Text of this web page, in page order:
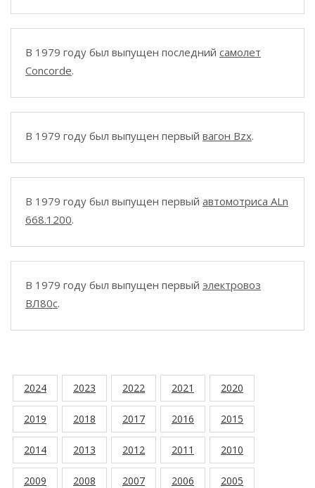
В 1979 году был выпущен последний самолет
Concorde.
В 1979 году был выпущен первый вагон Bzx.
В 1979 году был выпущен первый автомотриса ALn
668.1200.
В 1979 году был выпущен первый электровоз
ВЛ80с.
2024 2023 2022 2021 2020
2019 2018 2017 2016 2015
2014 2013 2012 2011 2010
2009 2008 2007 2006 2005